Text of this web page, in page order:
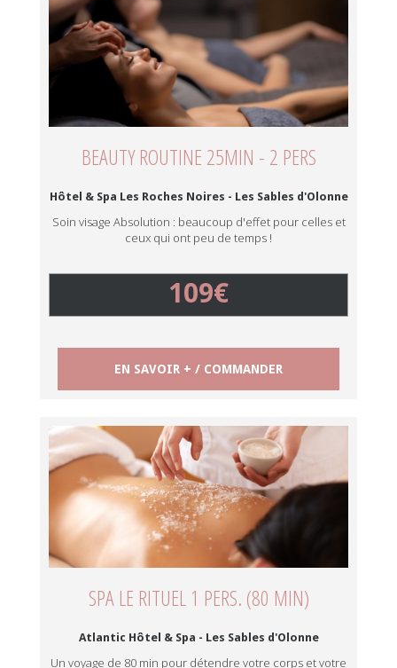
BEAUTY ROUTINE 25MIN - 2 PERS
Hôtel & Spa Les Roches Noires - Les Sables d'Olonne
Soin visage Absolution : beaucoup d'effet pour celles et
ceux qui ont peu de temps !
109€
EN SAVOIR + / COMMANDER
SPA LE RITUEL 1 PERS. (80 MIN)
Atlantic Hôtel & Spa - Les Sables d'Olonne
Un voyage de 80 min pour détendre votre corps et votre